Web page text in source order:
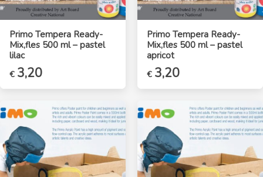
Primo Tempera Ready-
Mix,fles 500 ml – pastel
lilac
€ 3,20
Primo Tempera Ready-
Mix,fles 500 ml – pastel
apricot
€ 3,20